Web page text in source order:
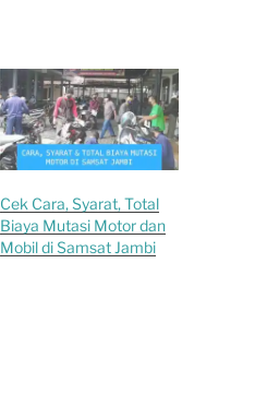
Cek Cara, Syarat, Total
Biaya Mutasi Motor dan
Mobil di Samsat Jambi